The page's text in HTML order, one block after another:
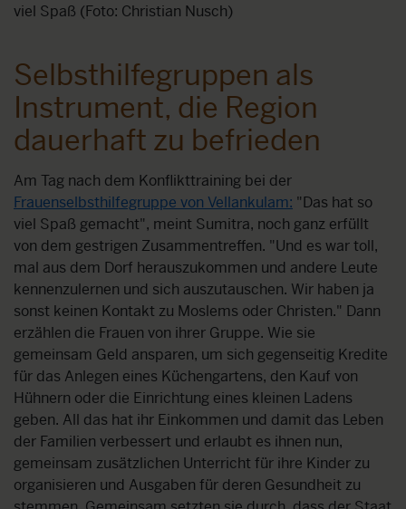
viel Spaß (Foto: Christian Nusch)
Selbsthilfegruppen als
Instrument, die Region
dauerhaft zu befrieden
Am Tag nach dem Konflikttraining bei der
Frauenselbsthilfegruppe von Vellankulam: "Das hat so
viel Spaß gemacht", meint Sumitra, noch ganz erfüllt
von dem gestrigen Zusammentreffen. "Und es war toll,
mal aus dem Dorf herauszukommen und andere Leute
kennenzulernen und sich auszutauschen. Wir haben ja
sonst keinen Kontakt zu Moslems oder Christen." Dann
erzählen die Frauen von ihrer Gruppe. Wie sie
gemeinsam Geld ansparen, um sich gegenseitig Kredite
für das Anlegen eines Küchengartens, den Kauf von
Hühnern oder die Einrichtung eines kleinen Ladens
geben. All das hat ihr Einkommen und damit das Leben
der Familien verbessert und erlaubt es ihnen nun,
gemeinsam zusätzlichen Unterricht für ihre Kinder zu
organisieren und Ausgaben für deren Gesundheit zu